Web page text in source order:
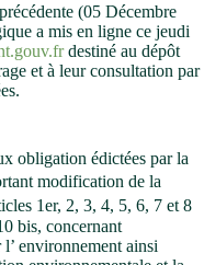
(05 Décembre
a mis en ligne ce jeudi
destiné au dépôt
et à leur consultation par
obligation édictées par la
modification de la
1er, 2, 3, 4, 5, 6, 7 et 8
bis, concernant
environnement ainsi